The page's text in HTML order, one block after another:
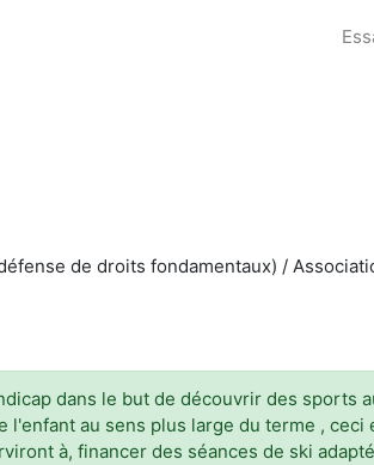
de droits fondamentaux) /
dans le but de découvrir des sports
au sens plus large du terme ,
à, financer des séances de ski